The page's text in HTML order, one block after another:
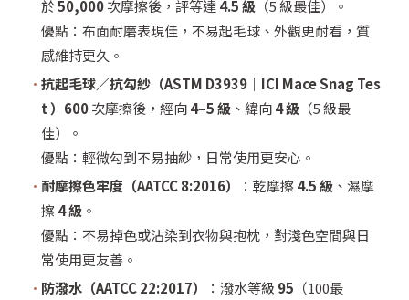
於50,000次摩擦後，評等達4.5 級 （5 級最佳）。
優點：布面耐磨表現佳，不易起毛球、外觀更耐看，質
感維持更久。
抗起毛球／抗勾紗（ASTM D3939｜ICI Mace Snag Tes
t ）600次摩擦後，經向4–5 級 、緯向4 級 （5 級最
佳）。
優點：輕微勾到不易抽紗，日常使用更安心。
耐摩擦色牢度（AATCC 8:2016）
：乾摩擦4.5 級 、濕摩
擦4 級 。
優點：不易掉色或沾染到衣物與抱枕，對淺色空間與日
常使用更友善。
防潑水（AATCC 22:2017）
：潑水等級 95 （100最